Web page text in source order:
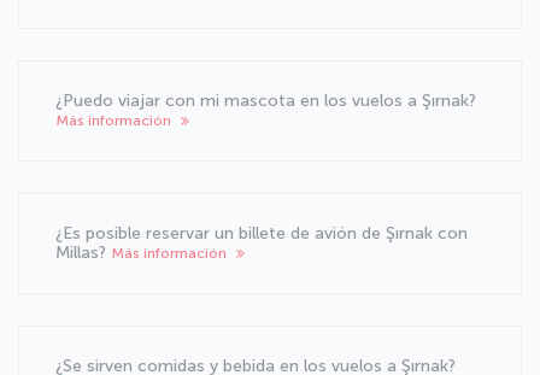
¿Puedo viajar con mi mascota en los vuelos a Şırnak?
Más información
¿Es posible reservar un billete de avión de Şırnak con
Millas? Más información
¿Se sirven comidas y bebida en los vuelos a Şırnak?